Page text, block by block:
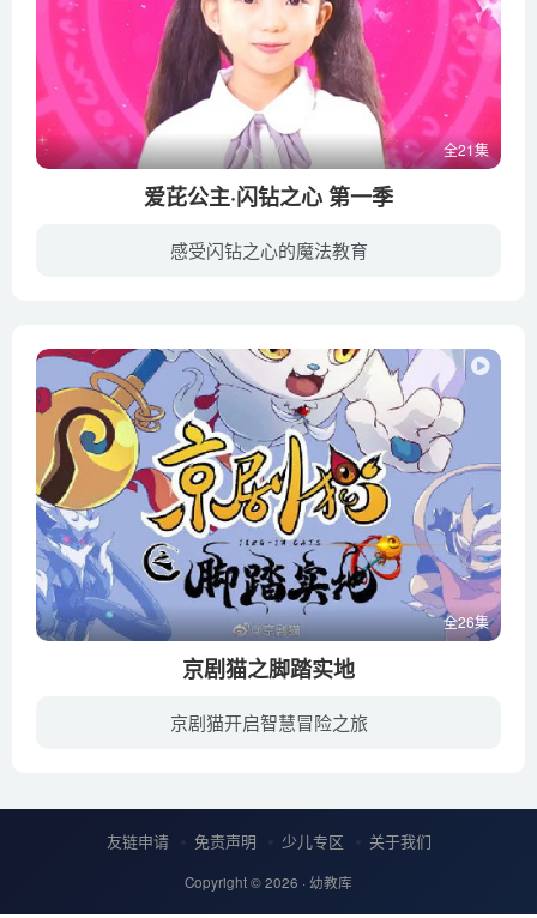
全21集
爱芘公主·闪钻之心 第一季
感受闪钻之心的魔法教育
全26集
京剧猫之脚踏实地
京剧猫开启智慧冒险之旅
友链申请 免责声明 少儿专区 关于我们
Copyright © 2026 · 幼教库